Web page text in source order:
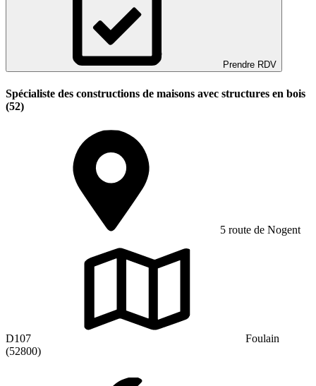
Prendre RDV
Spécialiste des constructions de maisons avec structures en bois
(52)
5 route de Nogent
D107
Foulain
(52800)